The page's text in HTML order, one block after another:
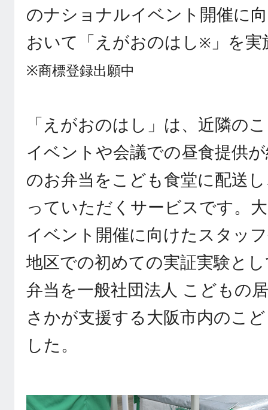
のナショナルイベント開催に
おいて「えがおのはし ※ 」を
※商標登録出願中
「えがおのはし」は、近隣の
イベントや会議での昼食提供
のお弁当をこども食堂に配送
っていただくサービスです。
イベント開催に向けたスタッ
地区での初めての実証実験と
弁当を一般社団法人 こどもの
さかが支援する大阪市内のこ
した。